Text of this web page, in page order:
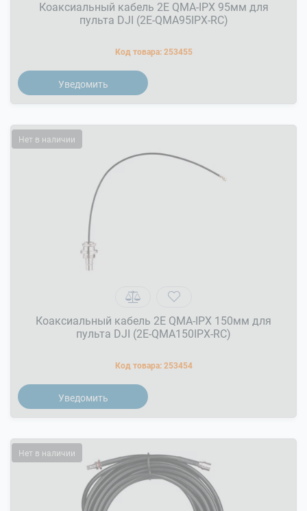
Коаксиальный кабель 2E QMA-IPX 95мм для
пульта DJI (2E-QMA95IPX-RC)
Код товара: 253455
Уведомить
Нет в наличии
Коаксиальный кабель 2E QMA-IPX 150мм для
пульта DJI (2E-QMA150IPX-RC)
Код товара: 253454
Уведомить
Нет в наличии